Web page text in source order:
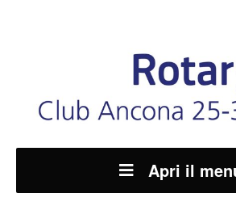
Apri il